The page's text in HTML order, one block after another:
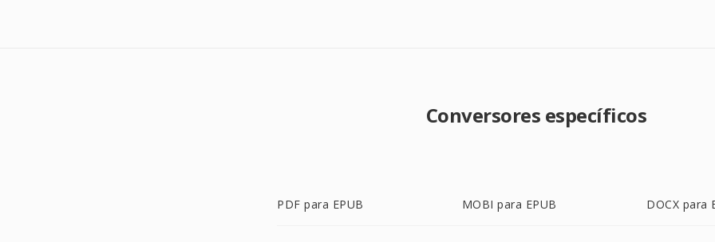
Conversores específicos
PDF para EPUB MOBI para EPUB DOCX para